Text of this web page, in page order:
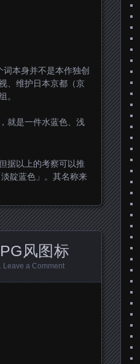
本身并不是本作独创
、维护日本京都（京
。
就是一件水蓝色、浅
据以上的考察可以推
靛蓝色」。其名称来
风图标
. Leave a Comment